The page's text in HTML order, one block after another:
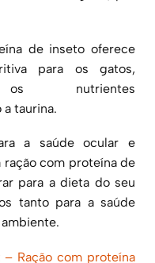
de inseto oferece
para os gatos,
nutrientes
taurina.
a saúde ocular e
ração com proteína de
para a dieta do seu
tanto para a saúde
– Ração com proteína